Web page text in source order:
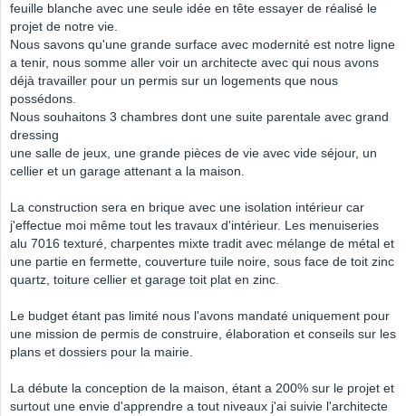
feuille blanche avec une seule idée en tête essayer de réalisé le
projet de notre vie.
Nous savons qu'une grande surface avec modernité est notre ligne
a tenir, nous somme aller voir un architecte avec qui nous avons
déjà travailler pour un permis sur un logements que nous
possédons.
Nous souhaitons 3 chambres dont une suite parentale avec grand
dressing
une salle de jeux, une grande pièces de vie avec vide séjour, un
cellier et un garage attenant a la maison.
La construction sera en brique avec une isolation intérieur car
j'effectue moi même tout les travaux d'intérieur. Les menuiseries
alu 7016 texturé, charpentes mixte tradit avec mélange de métal et
une partie en fermette, couverture tuile noire, sous face de toit zinc
quartz, toiture cellier et garage toit plat en zinc.
Le budget étant pas limité nous l'avons mandaté uniquement pour
une mission de permis de construire, élaboration et conseils sur les
plans et dossiers pour la mairie.
La débute la conception de la maison, étant a 200% sur le projet et
surtout une envie d'apprendre a tout niveaux j'ai suivie l'architecte